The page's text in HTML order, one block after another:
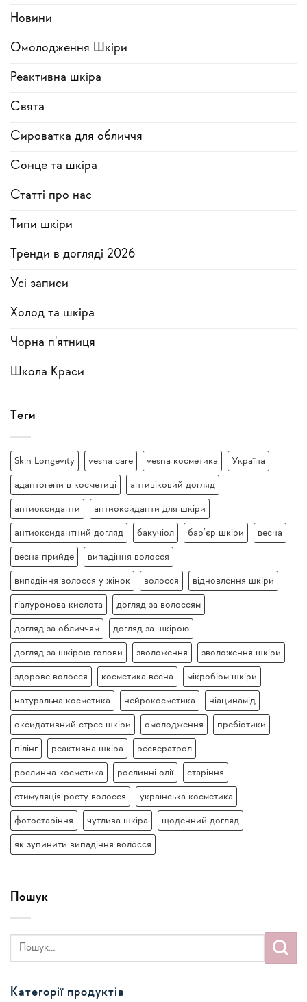
Новини
Омолодження Шкіри
Реактивна шкіра
Свята
Сироватка для обличчя
Сонце та шкіра
Статті про нас
Типи шкіри
Тренди в догляді 2026
Усi записи
Холод та шкіра
Чорна п'ятниця
Школа Краси
Теги
Skin Longevity vesna care vesna косметика Україна
адаптогени в косметиці антивіковий догляд
антиоксиданти антиоксиданти для шкіри
антиоксидантний догляд бакучіол бар’єр шкіри весна
весна прийде випадіння волосся
випадіння волосся у жінок волосся відновлення шкіри
гіалуронова кислота догляд за волоссям
догляд за обличчям догляд за шкірою
догляд за шкірою голови зволоження зволоження шкіри
здорове волосся косметика весна мікробіом шкіри
натуральна косметика нейрокосметика ніацинамід
оксидативний стрес шкіри омолодження пребіотики
пілінг реактивна шкіра ресвератрол
рослинна косметика рослинні олії старіння
стимуляція росту волосся українська косметика
фотостаріння чутлива шкіра щоденний догляд
як зупинити випадіння волосся
Пошук
Категорії продуктів